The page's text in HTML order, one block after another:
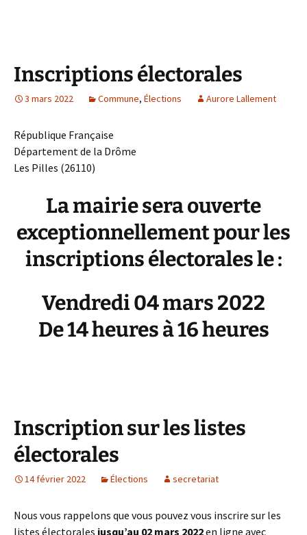
Inscriptions électorales
3 mars 2022 Commune, Élections Aurore Lallement
République Française
Département de la Drôme
Les Pilles (26110)
La mairie sera ouverte
exceptionnellement pour les
inscriptions électoralesle :
Vendredi 04 mars 2022
De 14 heures à 16 heures
Inscription sur les listes
électorales
14 février 2022 Élections secretariat
Nous vous rappelons que vous pouvez vous inscrire sur les
listes électorales jusqu’au 02 mars 2022en ligne avec